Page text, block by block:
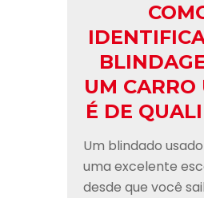
UM CARRO
É DE
Um blindado
uma excelente
desde que você